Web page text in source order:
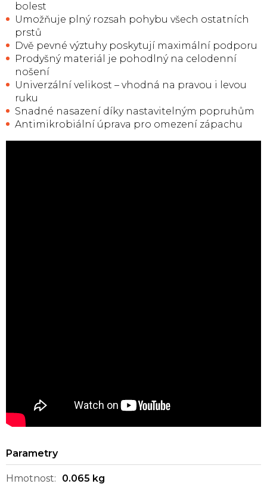
bolest
Umožňuje plný rozsah pohybu všech ostatních
prstů
Dvě pevné výztuhy poskytují maximální podporu
Prodyšný materiál je pohodlný na celodenní
nošení
Univerzální velikost – vhodná na pravou i levou
ruku
Snadné nasazení díky nastavitelným popruhům
Antimikrobiální úprava pro omezení zápachu
Hmotnost: 0.065 kg